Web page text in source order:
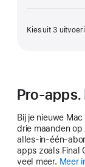
Kies uit 3
Pro-apps.
Bij je nieuwe
drie maanden
alles-in-één-
apps zoals Final
veel meer. Meer